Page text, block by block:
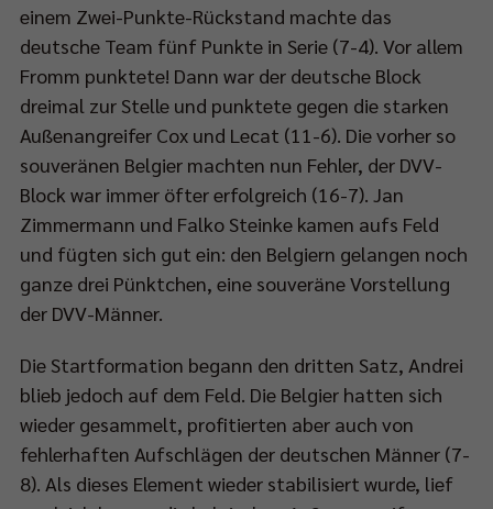
einem Zwei-Punkte-Rückstand machte das
deutsche Team fünf Punkte in Serie (7-4). Vor allem
Fromm punktete! Dann war der deutsche Block
dreimal zur Stelle und punktete gegen die starken
Außenangreifer Cox und Lecat (11-6). Die vorher so
souveränen Belgier machten nun Fehler, der DVV-
Block war immer öfter erfolgreich (16-7). Jan
Zimmermann und Falko Steinke kamen aufs Feld
und fügten sich gut ein: den Belgiern gelangen noch
ganze drei Pünktchen, eine souveräne Vorstellung
der DVV-Männer.
Die Startformation begann den dritten Satz, Andrei
blieb jedoch auf dem Feld. Die Belgier hatten sich
wieder gesammelt, profitierten aber auch von
fehlerhaften Aufschlägen der deutschen Männer (7-
8). Als dieses Element wieder stabilisiert wurde, lief